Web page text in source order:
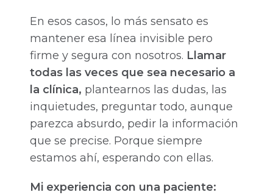
En esos casos, lo más sensato es
mantener esa línea invisible pero
firme y segura con nosotros. Llamar
todas las veces que sea necesario a
la clínica, plantearnos las dudas, las
inquietudes, preguntar todo, aunque
parezca absurdo, pedir la información
que se precise. Porque siempre
estamos ahí, esperando con ellas.
Mi experiencia con una paciente: